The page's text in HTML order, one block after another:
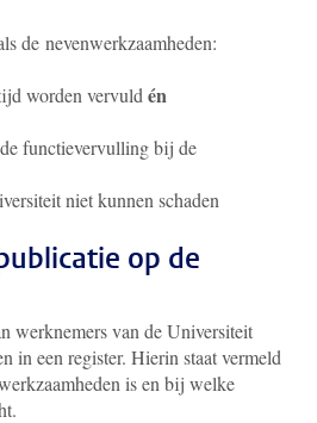
de nevenwerkzaamheden:
worden vervuld én
functievervulling bij de
niet kunnen schaden
op de
werknemers van de Universiteit
in een register. Hierin staat vermeld
is en bij welke